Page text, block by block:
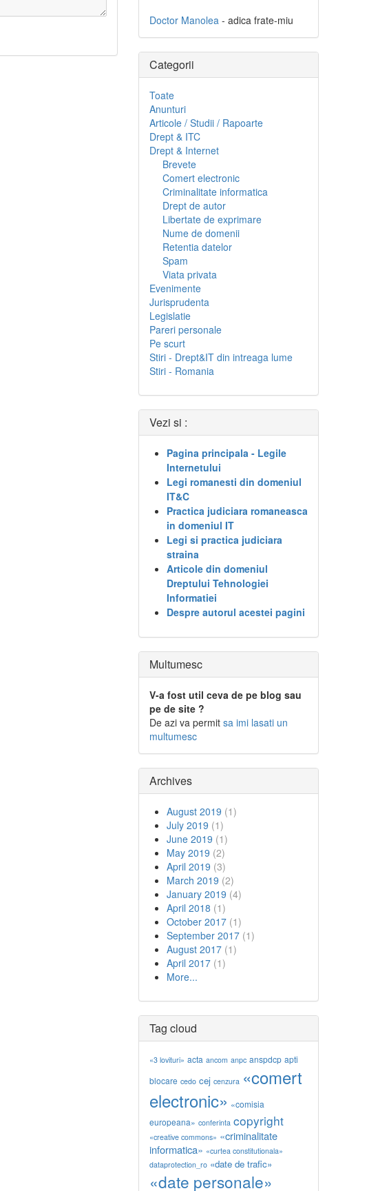
Doctor Manolea- adica frate-miu
Categorii
Toate
Anunturi
Articole / Studii / Rapoarte
Drept & ITC
Drept & Internet
Brevete
Comert electronic
Criminalitate informatica
Drept de autor
Libertate de exprimare
Nume de domenii
Retentia datelor
Spam
Viata privata
Evenimente
Jurisprudenta
Legislatie
Pareri personale
Pe scurt
Stiri - Drept&IT din intreaga lume
Stiri - Romania
Vezi si :
Pagina principala - Legile
Internetului
Legi romanesti din domeniul
IT&C
Practica judiciara romaneasca
in domeniul IT
Legi si practica judiciara
straina
Articole din domeniul
Dreptului Tehnologiei
Informatiei
Despre autorul acestei pagini
Multumesc
V-a fost util ceva de pe blog sau
pe de site ?
De azi va permit sa imi lasati un
multumesc
Archives
August 2019 (1)
July 2019 (1)
June 2019 (1)
May 2019 (2)
April 2019 (3)
March 2019 (2)
January 2019 (4)
April 2018 (1)
October 2017 (1)
September 2017 (1)
August 2017 (1)
April 2017 (1)
More...
Tag cloud
«3 lovituri» acta ancom anpc anspdcp apti
blocare cedo cej cenzura «comert
electronic» «comisia
europeana» conferinta copyright
«creative commons» «criminalitate
informatica» «curtea constitutionala»
dataprotection_ro «date de trafic»
«date personale»